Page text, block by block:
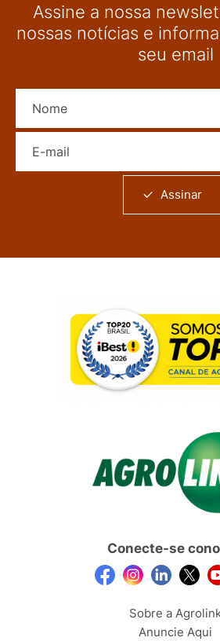
Assine a nossa
nossas notícias e
seu email
Assinar
Conecte-se
Sobre a
Anuncie Aqui